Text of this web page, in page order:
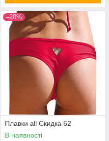
–20%
Плавки all Скидка 62
В наявності